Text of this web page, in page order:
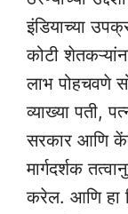
इंडियाच्या
कोटी
लाभ पोहचवणे
व्याख्या पती,
सरकार आणि
मार्गदर्शक
करेल. आणि हा